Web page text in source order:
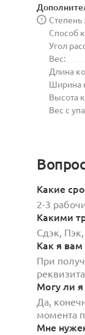
?
Способ
Угол
Вес:
Длина
Ширина
Высота
Вес с
Какие
2-3
Какими
Сдэк,
Как я вам
При
Могу ли
Да,
момента
Мне